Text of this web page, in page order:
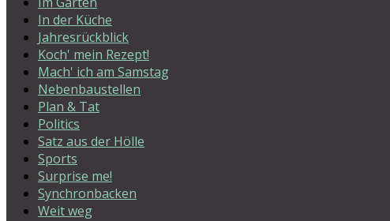
In der Küche
Jahresrückblick
Koch' mein Rezept!
Mach' ich am Samstag
Nebenbaustellen
Plan & Tat
Politics
Satz aus der Hölle
Sports
Surprise me!
Synchronbacken
Weit weg